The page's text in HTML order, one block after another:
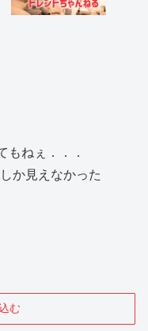
ねぇ．．．
か見えなかった
む